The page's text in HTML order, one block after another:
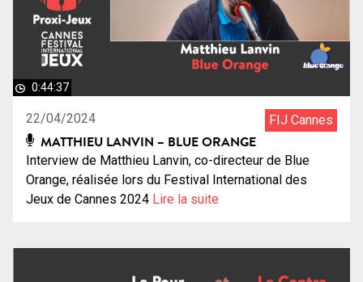
0:44:37
22/04/2024 FIJ Cannes
MATTHIEU LANVIN – BLUE ORANGE
Interview de Matthieu Lanvin, co-directeur de Blue
Orange, réalisée lors du Festival International des
Jeux de Cannes 2024 Lire la suite